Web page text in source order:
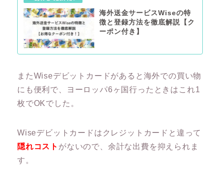
海外送金サービスWiseの特
徴と登録方法を徹底解説【ク
ーポン付き】
またWiseデビットカードがあると海外での買い物
にも便利で、ヨーロッパ6ヶ国行ったときはこれ1
枚でOKでした。
Wiseデビットカードはクレジットカードと違って
隠れコスト がないので、余計な出費を抑えられま
す。